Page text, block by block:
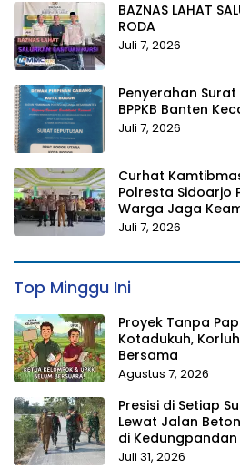
BAZNAS LAHAT
RODA
Juli 7, 2026
Penyerahan
BPPKB Banten
Juli 7, 2026
Curhat
Polresta Sidoarjo
Warga Jaga
Juli 7, 2026
Top Minggu Ini
Proyek Tanpa
Kotadukuh,
Bersama
Agustus 7, 2026
Presisi di Setiap
Lewat Jalan
di Kedungpandan
Juli 31, 2026